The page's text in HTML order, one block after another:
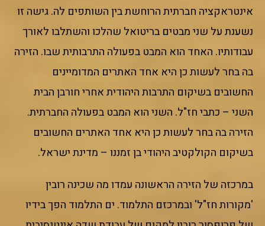
אינטראקציה חברתית הרוחשת בין השותפים לה. גישה זו
נשענת על שני מבטים בריטואל שהלכו והשתלבו לאורך
עבודותיו. האחד הוא המבט בפעולה התרבותית שבו. הזירה
בה בחר לעשות כן היא אחד האתרים המדומיינים
החשובים בשיקום התרבות היהודית אחרי חורבן הבית
השני – כתבי חז"ל. השני הוא המבט בפעולה החברתית.
הזירה בה בחר לעשות כן היא אחד האתרים החשובים
בשיקום הקולקטיב היהודי בן זמננו – מדינת ישראל.
במרכזה של הזירה הראשונה עמדו מה שכינה רובין
'מקורות חז"ל' ובמרכזם התלמוד. ים התלמוד הפך בידיו